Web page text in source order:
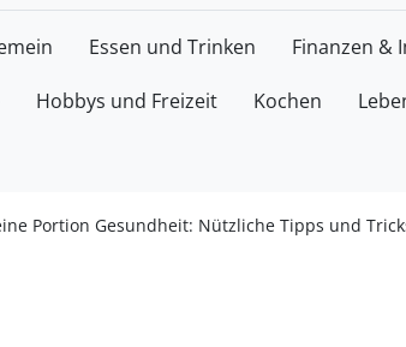
Essen und Trinken Finanzen &
Hobbys und Freizeit Kochen
Portion Gesundheit: Nützliche Tipps und